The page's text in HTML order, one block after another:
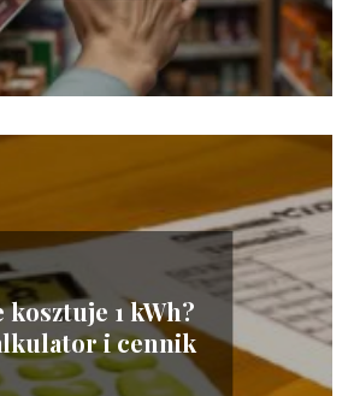
kosztuje 1 kWh?
i cennik